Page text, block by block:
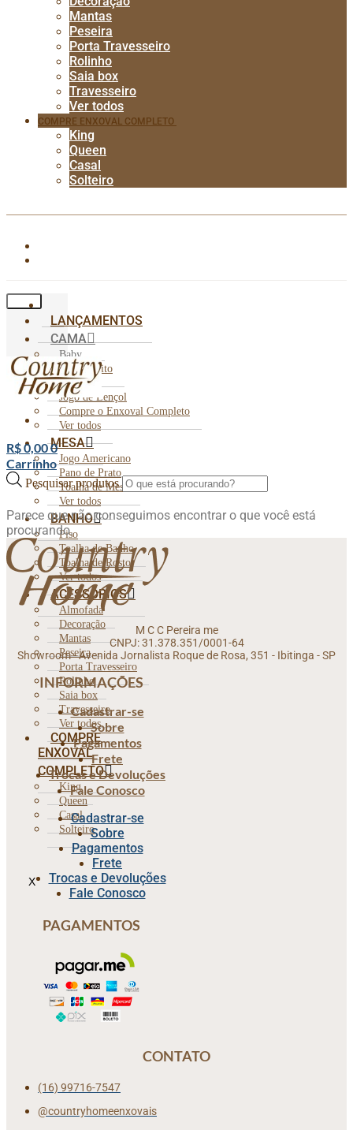
Mantas
Peseira
Porta Travesseiro
Rolinho
Saia box
Travesseiro
Ver todos
COMPRE ENXOVAL COMPLETO
King
Queen
Casal
Solteiro
LANÇAMENTOS
CAMA
Baby
Cobre Leito
Edredom
Jogo de Lençol
Compre o Enxoval Completo
Ver todos
MESA
Jogo Americano
Pano de Prato
Toalha de Mesa
Ver todos
BANHO
Piso
Toalha de Banho
Toalha de Rosto
Ver todos
ACESSÓRIOS
Almofada
Decoração
Mantas
Peseira
Porta Travesseiro
Rolinho
Saia box
Travesseiro
Ver todos
COMPRE
ENXOVAL
COMPLETO
King
Queen
Casal
Solteiro
X
R$0,000
Carrinho
Pesquisar produtos
Parece que não conseguimos encontrar o que você está
procurando.
M C C Pereira me
CNPJ: 31.378.351/0001-64
Showroom - Avenida Jornalista Roque de Rosa, 351 - Ibitinga - SP
INFORMAÇÕES
Cadastrar-se
Sobre
Pagamentos
Frete
Trocas e Devoluções
Fale Conosco
Cadastrar-se
Sobre
Pagamentos
Frete
Trocas e Devoluções
Fale Conosco
PAGAMENTOS
CONTATO
(16) 99716-7547
@countryhomeenxovais